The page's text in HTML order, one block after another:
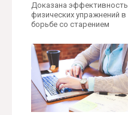
Доказана эффективность
физических упражнений в
борьбе со старением